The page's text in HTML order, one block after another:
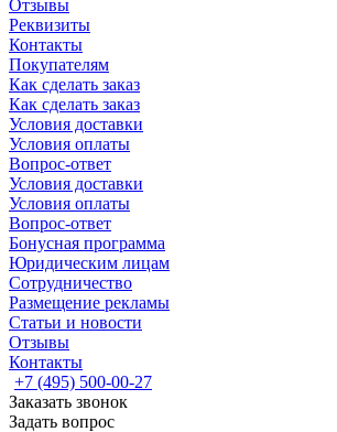
Отзывы
Реквизиты
Контакты
Покупателям
Как сделать заказ
Как сделать заказ
Условия доставки
Условия оплаты
Вопрос-ответ
Условия доставки
Условия оплаты
Вопрос-ответ
Бонусная программа
Юридическим лицам
Сотрудничество
Размещение рекламы
Статьи и новости
Отзывы
Контакты
+7 (495) 500-00-27
Заказать звонок
Задать вопрос